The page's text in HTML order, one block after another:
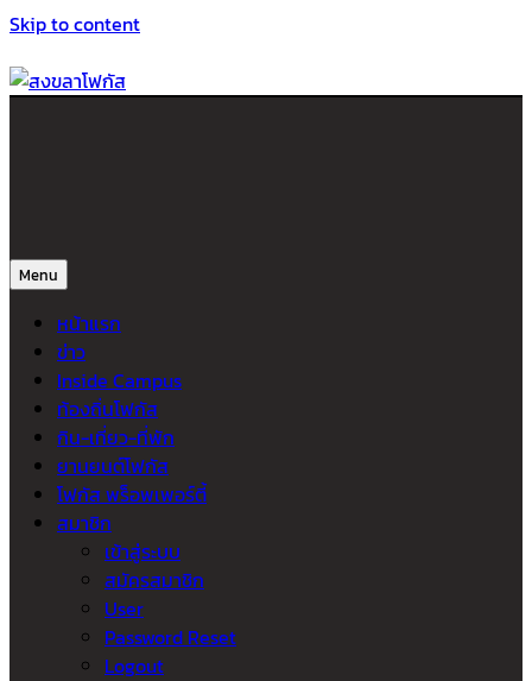
Skip to content
Menu
หน้าแรก
ข่าว
Inside Campus
ท้องถิ่นโฟกัส
กิน-เที่ยว-ที่พัก
ยานยนต์โฟกัส
โฟกัส พร็อพเพอร์ตี้
สมาชิก
เข้าสู่ระบบ
สมัครสมาชิก
User
Password Reset
Logout